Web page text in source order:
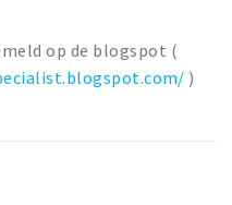
op de blogspot (
)